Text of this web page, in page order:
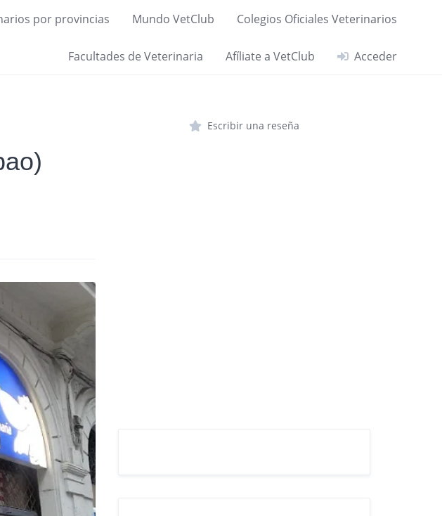
por provincias Mundo VetClub Colegios Oficiales Veterinarios
Facultades de Veterinaria Afíliate a VetClub Acceder
Escribir una reseña